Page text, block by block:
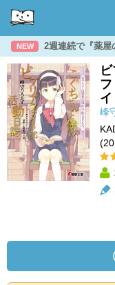
NEW 2週連続で『薬屋
峰